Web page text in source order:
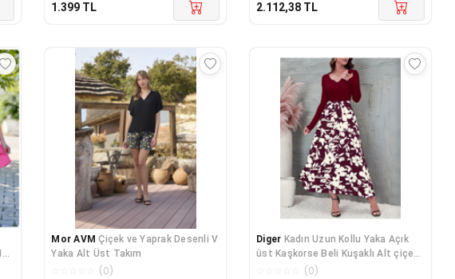
1.399 TL 2.112,38 TL
Mor AVM Çiçek ve Yaprak Desenli V
Yaka Alt Üst Takım
(0)
Diger Kadın Uzun Kollu Yaka Açık
üst Kaşkorse Beli Kuşaklı Alt çiçek
(0)